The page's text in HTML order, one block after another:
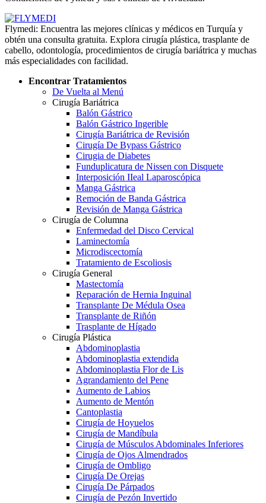
Flymedi: Encuentra las mejores clínicas y médicos en Turquía y
obtén una consulta gratuita. Explora cirugía plástica, trasplante de
cabello, odontología, procedimientos de cirugía bariátrica y muchas
más especialidades con facilidad.
Encontrar Tratamientos
De Vuelta al Menú
Cirugía Bariátrica
Balón Gástrico
Balón Gástrico Ingerible
Cirugía Bariátrica de Revisión
Cirugía De Bypass Gástrico
Cirugia de Diabetes
Funduplicatura de Nissen con Disquete
Interposición IIeal Laparoscópica
Manga Gástrica
Remoción de Banda Gástrica
Revisión de Manga Gástrica
Cirugía de Columna
Enfermedad del Disco Cervical
Laminectomía
Microdiscectomía
Tratamiento de Escoliosis
Cirugía General
Mastectomía
Reparación de Hernia Inguinal
Transplante De Médula Osea
Transplante de Riñón
Trasplante de Hígado
Cirugía Plástica
Abdominoplastia
Abdominoplastia extendida
Abdominoplastia Flor de Lis
Agrandamiento del Pene
Aumento de Labios
Aumento de Mentón
Cantoplastia
Cirugía de Hoyuelos
Cirugía de Mandíbula
Cirugía de Músculos Abdominales Inferiores
Cirugía de Ojos Almendrados
Cirugía de Ombligo
Cirugía De Orejas
Cirugía De Párpados
Cirugía de Pezón Invertido